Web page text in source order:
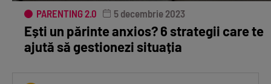
PARENTING 2.0 5 decembrie 2023
Ești un părinte anxios? 6 strategii care te
ajută să gestionezi situația